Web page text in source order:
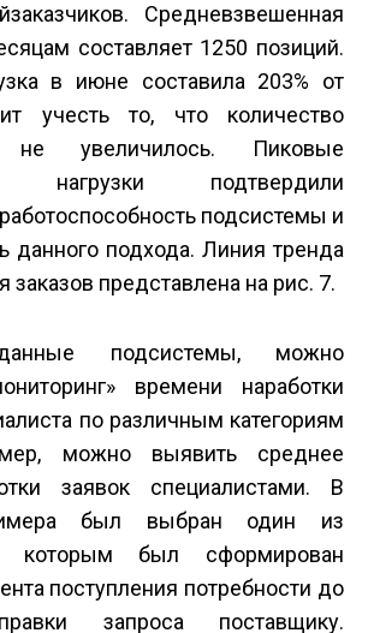
Средневзвешенная
составляет 1250 позиций.
в июне составила 203% от
учесть то, что количество
не увеличилось. Пиковые
нагрузки подтвердили
подсистемы и
данного подхода. Линия тренда
заказов представлена на рис. 7.
подсистемы, можно
времени наработки
по различным категориям
можно выявить среднее
заявок специалистами. В
был выбран один из
которым был сформирован
поступления потребности до
запроса поставщику.